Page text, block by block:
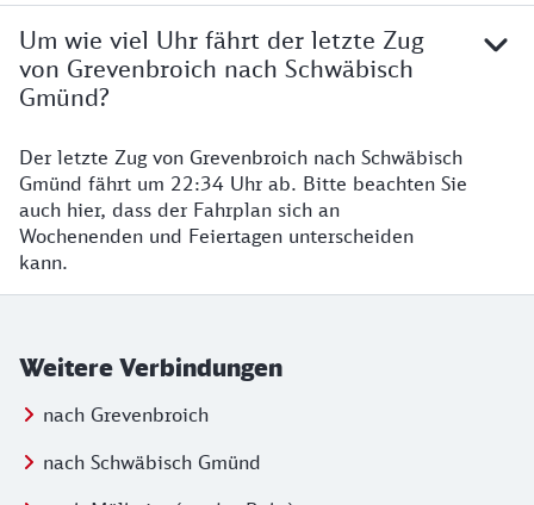
Um wie viel Uhr fährt der letzte Zug
von Grevenbroich nach Schwäbisch
Gmünd?
Der letzte Zug von Grevenbroich nach Schwäbisch
Gmünd fährt um 22:34 Uhr ab. Bitte beachten Sie
auch hier, dass der Fahrplan sich an
Wochenenden und Feiertagen unterscheiden
kann.
Weitere Verbindungen
nach Grevenbroich
nach Schwäbisch Gmünd